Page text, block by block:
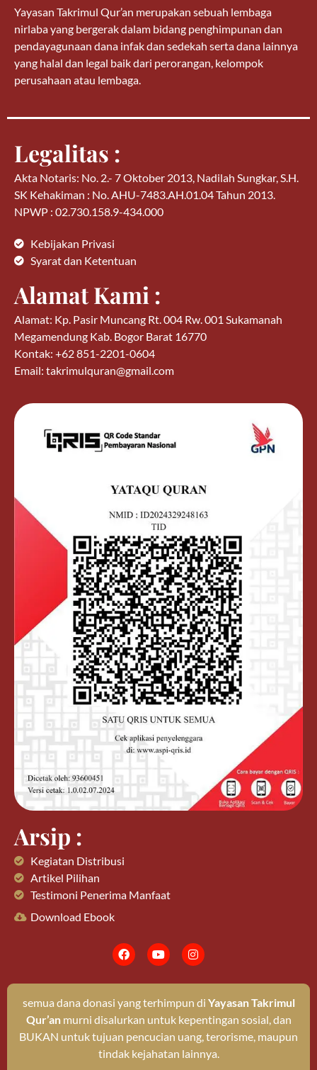
Yayasan Takrimul Qur’an merupakan sebuah lembaga
nirlaba yang bergerak dalam bidang penghimpunan dan
pendayagunaan dana infak dan sedekah serta dana lainnya
yang halal dan legal baik dari perorangan, kelompok
perusahaan atau lembaga.
Legalitas :
Akta Notaris: No. 2.- 7 Oktober 2013, Nadilah Sungkar, S.H.
SK Kehakiman : No. AHU-7483.AH.01.04 Tahun 2013.
NPWP : 02.730.158.9-434.000
Kebijakan Privasi
Syarat dan Ketentuan
Alamat Kami :
Alamat: Kp. Pasir Muncang Rt. 004 Rw. 001 Sukamanah
Megamendung Kab. Bogor Barat 16770
Kontak: +62 851-2201-0604
Email: takrimulquran@gmail.com
Arsip :
Kegiatan Distribusi
Artikel Pilihan
Testimoni Penerima Manfaat
Download Ebook
semua dana donasi yang terhimpun di Yayasan Takrimul
Qur’anmurni disalurkan untuk kepentingan sosial, dan
BUKAN untuk tujuan pencucian uang, terorisme, maupun
tindak kejahatan lainnya.